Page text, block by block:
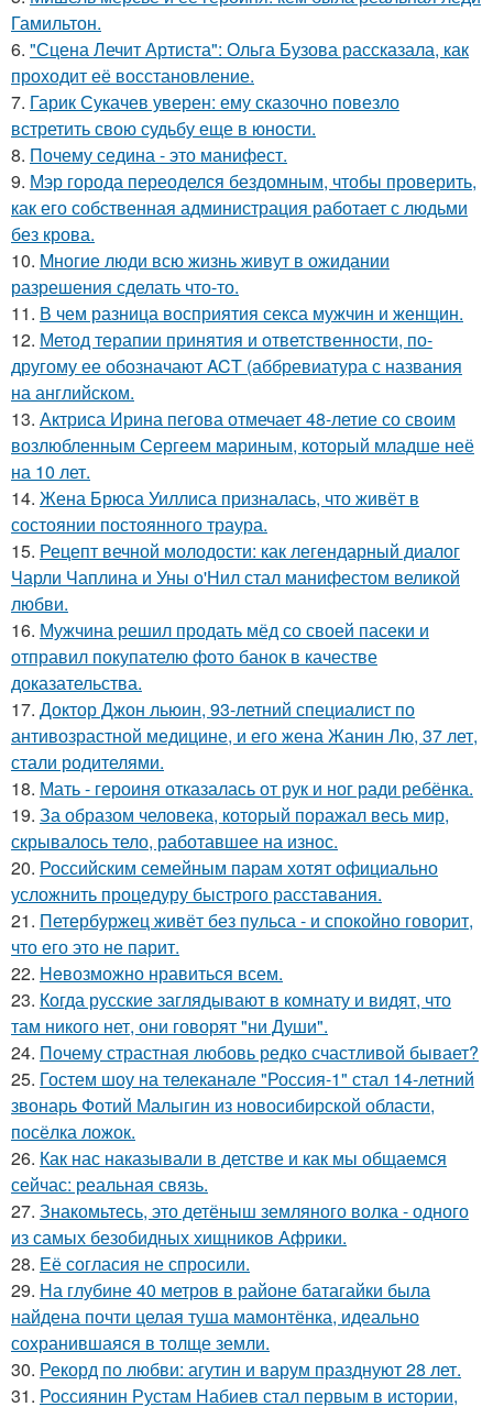
Гамильтон.
6. "Сцена Лечит Артиста": Ольга Бузова рассказала, как
проходит её восстановление.
7. Гарик Сукачев уверен: ему сказочно повезло
встретить свою судьбу еще в юности.
8. Почему седина - это манифест.
9. Мэр города переоделся бездомным, чтобы проверить,
как его собственная администрация работает с людьми
без крова.
10. Mногие люди всю жизнь живут в ожидании
разрешения сделать что-то.
11. В чем разница восприятия секса мужчин и женщин.
12. Метод терапии принятия и ответственности, по-
другому ее обозначают ACT (аббревиатура с названия
на английском.
13. Актриса Ирина пегова отмечает 48-летие со своим
возлюбленным Сергеем мариным, который младше неё
на 10 лет.
14. Жена Брюса Уиллиса призналась, что живёт в
состоянии постоянного траура.
15. Рецепт вечной молодости: как легендарный диалог
Чарли Чаплина и Уны о'Нил стал манифестом великой
любви.
16. Мужчина решил продать мёд со своей пасеки и
отправил покупателю фото банок в качестве
доказательства.
17. Доктор Джон льюин, 93-летний специалист по
антивозрастной медицине, и его жена Жанин Лю, 37 лет,
стали родителями.
18. Мать - героиня отказалась от рук и ног ради ребёнка.
19. За образом человека, который поражал весь мир,
скрывалось тело, работавшее на износ.
20. Российским семейным парам хотят официально
усложнить процедуру быстрого расставания.
21. Петербуржец живёт без пульса - и спокойно говорит,
что его это не парит.
22. Heвозможно нравиться всем.
23. Когда русские заглядывают в комнату и видят, что
там никого нет, они говорят "ни Души".
24. Почему страстная любовь редко счастливой бывает?
25. Гостем шоу на телеканале "Россия-1" стал 14-летний
звонарь Фотий Малыгин из новосибирской области,
посёлка ложок.
26. Как нас наказывали в детстве и как мы общаемся
сейчас: реальная связь.
27. Знакомьтесь, это детёныш земляного волка - одного
из самых безобидных хищников Африки.
28. Её согласия не спросили.
29. На глубине 40 метров в районе батагайки была
найдена почти целая туша мамонтёнка, идеально
сохранившаяся в толще земли.
30. Рекорд по любви: агутин и варум празднуют 28 лет.
31. Россиянин Рустам Набиев стал первым в истории,